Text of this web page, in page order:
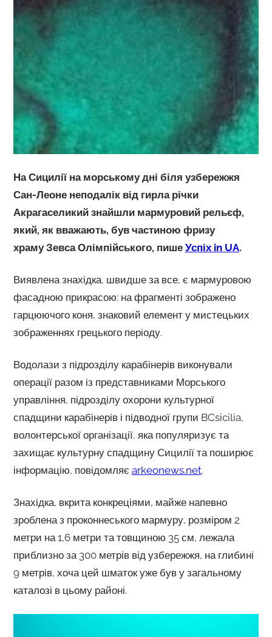
На Сицилії на морському дні біля узбережжя
Сан-Леоне неподалік від гирла річки
Акрагаселикий знайшли мармуровий рельєф,
який, як вважають, був частиною фризу
храму Зевса Олімпійського, пише Успіх in UA.
Виявлена ​​знахідка, швидше за все, є мармуровою
фасадною прикрасою: на фрагменті зображено
гарцюючого коня, знаковий елемент у мистецьких
зображеннях грецького періоду.
Водолази з підрозділу карабінерів виконували
операції разом із представниками Морського
управління, підрозділу охорони культурної
спадщини карабінерів і підводної групи BCsicilia,
волонтерської організації, яка популяризує та
захищає культурну спадщину Сицилії та поширює
інформацію, повідомляє arkeonews.net.
Знахідка, вкрита конкреціями, майже напевно
зроблена з проконнеського мармуру, розміром 2
метри на 1,6 метри та товщиною 35 см, лежала
приблизно за 300 метрів від узбережжя, на глибині
9 метрів, хоча цей шматок уже був у загальному
каталозі в цьому районі.